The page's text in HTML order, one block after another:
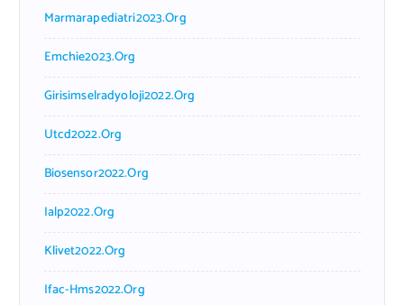
Marmarapediatri2023.org
Emchie2023.org
Girisimselradyoloji2022.org
Utcd2022.org
Biosensor2022.org
Ialp2022.org
Klivet2022.org
Ifac-Hms2022.org